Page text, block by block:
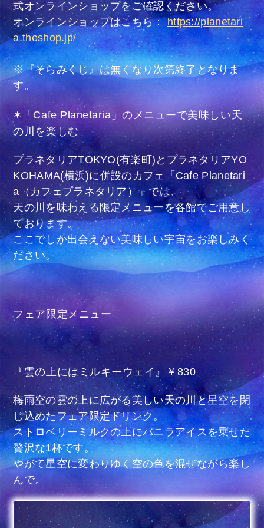
式オンラインショップをご確認ください。
オンラインショップはこちら： https://planetari
a.theshop.jp/
※『そらみくじ』は無くなり次第終了となりま
す。
✶「Cafe Planetaria」のメニューで美味しい天
の川を楽しむ
プラネタリアTOKYO(有楽町)とプラネタリアYO
KOHAMA(横浜)に併設のカフェ「Cafe Planetari
a（カフェプラネタリア）」では、
天の川を味わえる限定メニューを各館でご用意し
ております。
ここでしか出会えない美味しい宇宙をお楽しみく
ださい。
フェア限定メニュー
『雲の上にはミルキーウェイ』￥830
梅雨空の雲の上に広がる美しい天の川と星空を閉
じ込めたフェア限定ドリンク。
ストロベリーミルクの上にバニラアイスを乗せた
贅沢な1杯です。
やがて星空に変わりゆく空の色を混ぜながら楽し
んで。